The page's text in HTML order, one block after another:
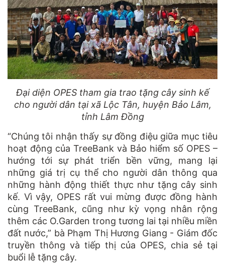
Đại diện OPES tham gia trao tặng cây sinh kế
cho người dân tại xã Lộc Tân, huyện Bảo Lâm,
tỉnh Lâm Đồng
“Chúng tôi nhận thấy sự đồng điệu giữa mục tiêu
hoạt động của TreeBank và Bảo hiểm số OPES –
hướng tới sự phát triển bền vững, mang lại
những giá trị cụ thể cho người dân thông qua
những hành động thiết thực như tặng cây sinh
kế. Vì vậy, OPES rất vui mừng được đồng hành
cùng TreeBank, cũng như kỳ vọng nhân rộng
thêm các O.Garden trong tương lai tại nhiều miền
đất nước,” bà Phạm Thị Hương Giang - Giám đốc
truyền thông và tiếp thị của OPES, chia sẻ tại
buổi lễ tặng cây.